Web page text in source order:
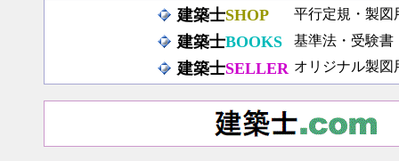
建築士SHOP 平行定規・製図
建築士BOOKS 基準法・受験書
建築士SELLER オリジナル製図